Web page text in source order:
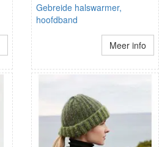
Gebreide halswarmer,
hoofdband
Meer info